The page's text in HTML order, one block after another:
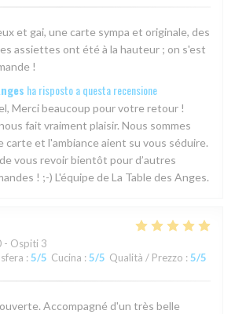
et gai, une carte sympa et originale, des
assiettes ont été à la hauteur ; on s'est
!
ha risposto a questa recensione
Merci beaucoup pour votre retour !
fait vraiment plaisir. Nous sommes
et l'ambiance aient su vous séduire.
vous revoir bientôt pour d’autres
! ;-) L'équipe de La Table des Anges.
- Ospiti 3
: 5/5 Cucina : 5/5 Qualità / Prezzo : 5/5
Accompagné d'un très belle